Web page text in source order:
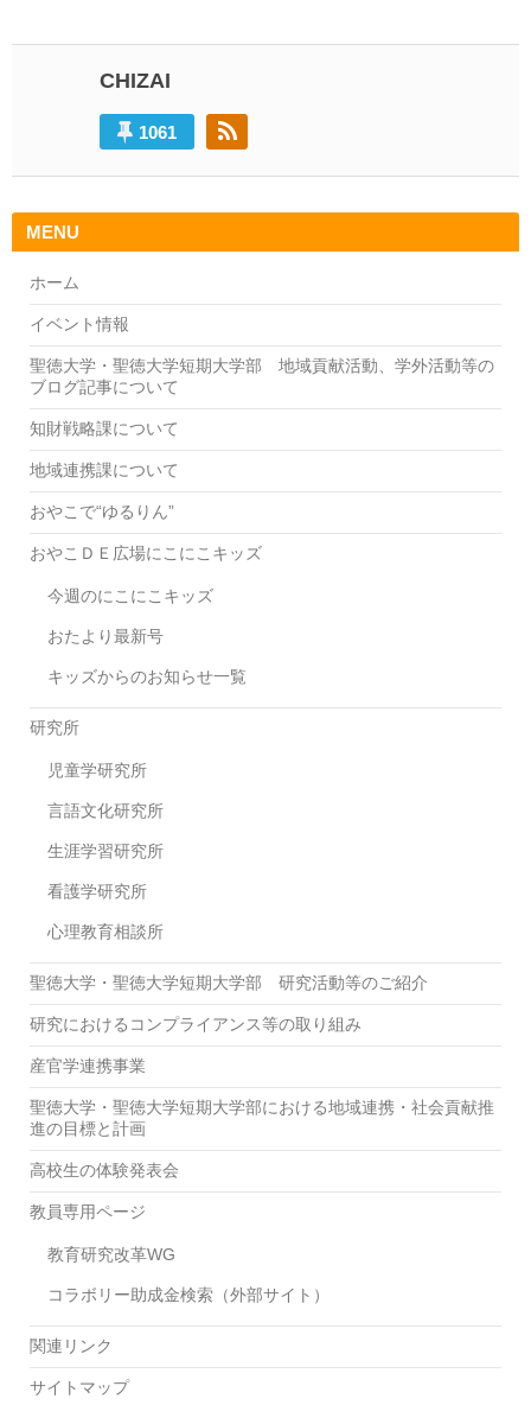
ー
CHIZAI
1061
MENU
ホーム
イベント情報
聖徳大学・聖徳大学短期大学部 地域貢献活動、学外活動等の
ブログ記事について
知財戦略課について
地域連携課について
おやこで“ゆるりん”
おやこＤＥ広場にこにこキッズ
今週のにこにこキッズ
おたより最新号
キッズからのお知らせ一覧
研究所
児童学研究所
言語文化研究所
生涯学習研究所
看護学研究所
心理教育相談所
聖徳大学・聖徳大学短期大学部 研究活動等のご紹介
研究におけるコンプライアンス等の取り組み
産官学連携事業
聖徳大学・聖徳大学短期大学部における地域連携・社会貢献推
進の目標と計画
高校生の体験発表会
教員専用ページ
教育研究改革WG
コラボリー助成金検索（外部サイト）
関連リンク
サイトマップ